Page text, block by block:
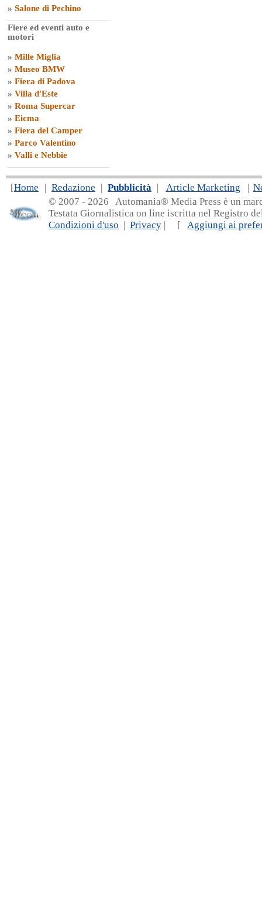
» Salone di Pechino
Fiere ed eventi auto e
motori
» Mille Miglia
» Museo BMW
» Fiera di Padova
» Villa d'Este
» Roma Supercar
» Eicma
» Fiera del Camper
» Parco Valentino
» Valli e Nebbie
[Home | Redazione | Pubblicità | Article Marketing |
© 2007 - 2026 Automania® Media Press è un
Testata Giornalistica on line iscritta nel Registro
Condizioni d'uso | Privacy | [ Aggiungi ai